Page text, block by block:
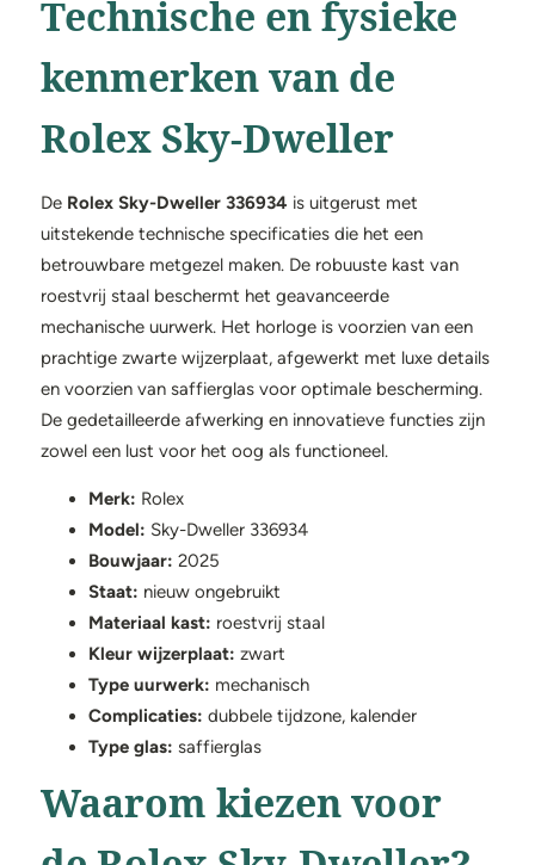
Technische en fysieke
kenmerken van de
Rolex Sky-Dweller
De Rolex Sky-Dweller 336934 is uitgerust met
uitstekende technische specificaties die het een
betrouwbare metgezel maken. De robuuste kast van
roestvrij staal beschermt het geavanceerde
mechanische uurwerk. Het horloge is voorzien van een
prachtige zwarte wijzerplaat, afgewerkt met luxe details
en voorzien van saffierglas voor optimale bescherming.
De gedetailleerde afwerking en innovatieve functies zijn
zowel een lust voor het oog als functioneel.
Merk: Rolex
Model: Sky-Dweller 336934
Bouwjaar: 2025
Staat: nieuw ongebruikt
Materiaal kast: roestvrij staal
Kleur wijzerplaat: zwart
Type uurwerk: mechanisch
Complicaties: dubbele tijdzone, kalender
Type glas: saffierglas
Waarom kiezen voor